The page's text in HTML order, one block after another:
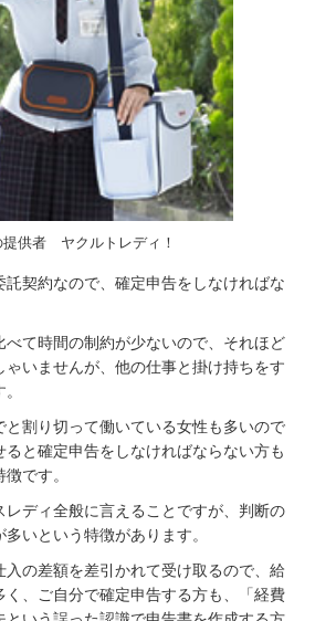
提供者 ヤクルトレディ！
託契約なので、確定申告をしなければな
て時間の制約が少ないので、それほど
ゃいませんが、他の仕事と掛け持ちをす
割り切って働いている女性も多いので
と確定申告をしなければならない方も
です。
ディ全般に言えることですが、判断の
いという特徴があります。
の差額を差引かれて受け取るので、給
、ご自分で確定申告する方も、「経費